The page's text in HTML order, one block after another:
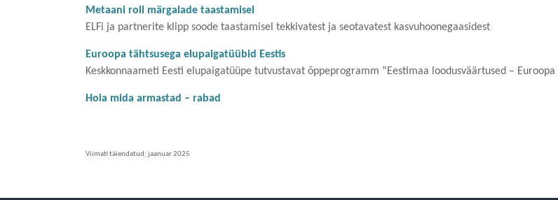
Metaani roll märgalade taastamisel
ELFi ja partnerite klipp soode taastamisel tekkivatest ja seotavatest kasvuhoonegaasidest
Euroopa tähtsusega elupaigatüübid Eestis
Keskkonnaameti Eesti elupaigatüüpe tutvustavat õppeprogramm “Eestimaa loodusväärtused –
Hoia mida armastad – rabad
Viimati täiendatud: jaanuar 2025